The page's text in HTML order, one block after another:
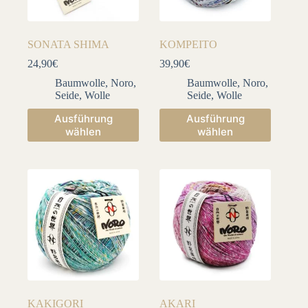
SONATA SHIMA
24,90€
Baumwolle, Noro,
Seide, Wolle
Ausführung
wählen
Dieses
Produkt
weist
Optionen
können
auf
der
Produktseite
gewählt
werden
KOMPEITO
39,90€
Baumwolle,Noro,
Seide,Wolle
Ausführung
wählen
Dieses
Produkt
weist
Optionen
können
auf
Produktseite
gewählt
KAKIGORI AKARI